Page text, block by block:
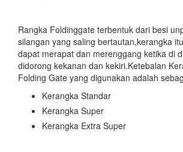
Rangka Foldinggate terbentuk dari besi
silangan yang saling bertautan,kerangka
dapat merapat dan merenggang ketika di
didorong kekanan dan kekiri.Ketebalan
Folding Gate yang digunakan adalah
Kerangka Standar
Kerangka Super
Kerangka Extra Super